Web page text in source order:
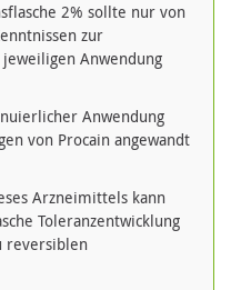
2% sollte nur von
zur
Anwendung
Anwendung
von Procain angewandt
Arzneimittels kann
Toleranzentwicklung
reversiblen